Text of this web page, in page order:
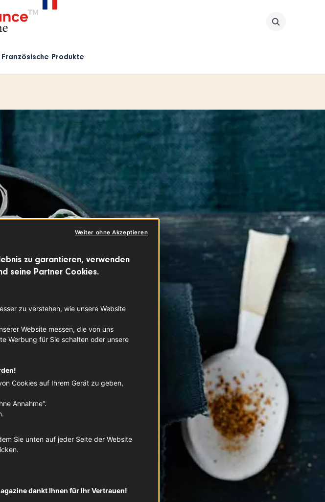
Französische Produkte
zu garantieren, verwenden
seine Partner Cookies.
zu verstehen, wie unsere Website
Website messen, die von uns
Werbung für Sie schalten oder unsere
Cookies auf Ihrem Gerät zu geben,
Annahme“.
Sie unten auf jeder Seite der Website
dankt Ihnen für Ihr Vertrauen!
Weiter ohne Akzeptieren